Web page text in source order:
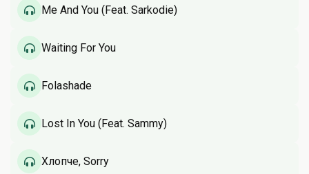
Me And You (Feat. Sarkodie)
Waiting For You
Folashade
Lost In You (Feat. Sammy)
Хлопче, Sorry